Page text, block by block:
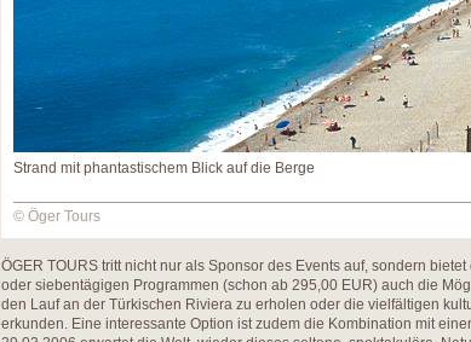
Strand mit phantastischem Blick auf die Berge
© Öger Tours
ÖGER TOURS tritt nicht nur als Sponsor des Events auf, sondern
oder siebentägigen Programmen (schon ab 295,00 EUR) auch die
den Lauf an der Türkischen Riviera zu erholen oder die vielfältigen
erkunden. Eine interessante Option ist zudem die Kombination mit